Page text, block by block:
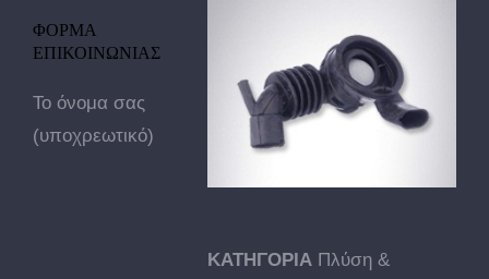
ΚΑΤΗΓΟΡΙΑ Πλύση &
ΦΟΡΜΑ
ΕΠΙΚΟΙΝΩΝΙΑΣ
Το όνομα σας
(υποχρεωτικό)